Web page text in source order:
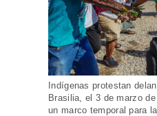
Indígenas protestan
Brasilia, el 3 de marzo
un marco temporal para